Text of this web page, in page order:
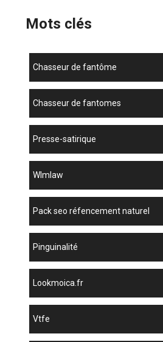
Mots clés
chasseur de fantôme
chasseur de fantomes
presse-satirique
wlmlaw
pack seo réfencement naturel
Pinguinalité
lookmoica.fr
vtfe